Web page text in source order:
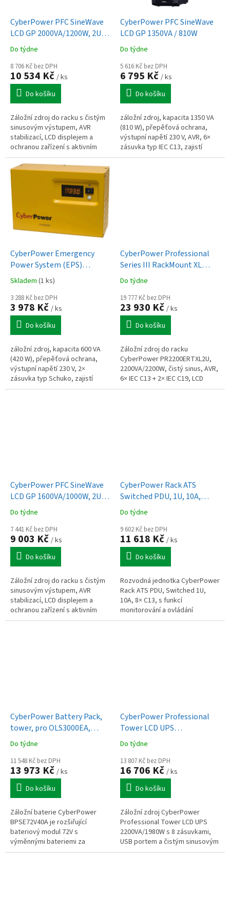
CyberPower PFC SineWave
LCD GP 2000VA/1200W, 2U,
Rack
Do týdne
8 706 Kč bez DPH
10 534 Kč / ks
Do košíku
Záložní zdroj do racku s čistým
sinusovým výstupem, AVR
stabilizací, LCD displejem a
ochranou zařízení s aktivním
PFC.
CyberPower PFC SineWave
LCD GP 1350VA / 810W
Do týdne
5 616 Kč bez DPH
6 795 Kč / ks
Do košíku
záložní zdroj, kapacita 1350 VA
(810 W), přepěťová ochrana,
výstupní napětí 230 V, AVR, 6×
zásuvka typ IEC C13, zajistí
napájení při výpadku el. proudu,
CyberPower Emergency
Power System (EPS)
600VA/420W
Skladem (1 ks)
3 288 Kč bez DPH
3 978 Kč / ks
Do košíku
záložní zdroj, kapacita 600 VA
(420 W), přepěťová ochrana,
výstupní napětí 230 V, 2×
zásuvka typ Schuko, zajistí
napájení při výpadku el. proudu
CyberPower Professional
Series III RackMount XL
2200VA/2200W, 2U
Do týdne
19 777 Kč bez DPH
23 930 Kč / ks
Do košíku
Záložní zdroj do racku
CyberPower PR2200ERTXL2U,
2200VA/2200W, čistý sinus, AVR,
6× IEC C13 + 2× IEC C19, LCD
panel, podpora SNMP, 2U,
CyberPower PFC SineWave
LCD GP 1600VA/1000W, 2U,
Rack
Do týdne
7 441 Kč bez DPH
9 003 Kč / ks
Do košíku
Záložní zdroj do racku s čistým
sinusovým výstupem, AVR
stabilizací, LCD displejem a
ochranou zařízení s aktivním
PFC.
CyberPower Rack ATS
Switched PDU, 1U, 10A,
(12)C13, IEC-320 C14
Do týdne
9 602 Kč bez DPH
11 618 Kč / ks
Do košíku
Rozvodná jednotka CyberPower
Rack ATS PDU, Switched 1U,
10A, 8× C13, s funkcí
monitorování a ovládání
jednotlivých zásuvek pro
CyberPower Battery Pack,
tower, pro OLS3000EA,
OLS3000EA-DE
Do týdne
11 548 Kč bez DPH
13 973 Kč / ks
Do košíku
Záložní baterie CyberPower
BPSE72V40A je rozšiřující
bateriový modul 72V s
výměnnými bateriemi za
provozu, vhodný pro
CyberPower Professional
Tower LCD UPS
2200VA/1980W
Do týdne
13 807 Kč bez DPH
16 706 Kč / ks
Do košíku
Záložní zdroj CyberPower
Professional Tower LCD UPS
2200VA/1980W s 8 zásuvkami,
USB portem a čistým sinusovým
výstupem pro ochranu citlivých